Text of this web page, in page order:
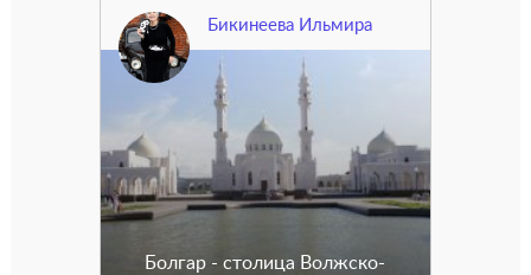
Бикинеева Ильмира
Болгар - столица Волжско-